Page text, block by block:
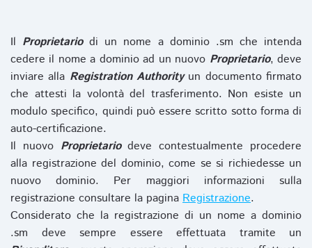
Il Proprietariodi un nome a dominio .sm che intenda
cedere il nome a dominio ad un nuovo Proprietario, deve
inviare alla Registration Authorityun documento firmato
che attesti la volontà del trasferimento. Non esiste un
modulo specifico, quindi può essere scritto sotto forma di
auto-certificazione.
Il nuovo Proprietariodeve contestualmente procedere
alla registrazione del dominio, come se si richiedesse un
nuovo dominio. Per maggiori informazioni sulla
registrazione consultare la pagina Registrazione.
Considerato che la registrazione di un nome a dominio
.sm deve sempre essere effettuata tramite un